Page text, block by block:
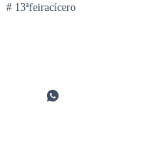
# 13ªfeiracícero